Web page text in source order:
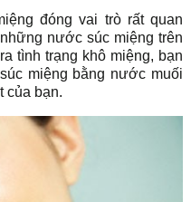
đóng vai trò rất quan
nước súc miệng trên
tình trạng khô miệng, bạn
miệng bằng nước muối
của bạn.